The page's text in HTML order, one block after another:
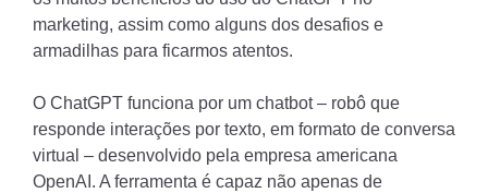
marketing, assim como alguns dos desafios e
armadilhas para ficarmos atentos.
O ChatGPT funciona por um chatbot – robô que
responde interações por texto, em formato de conversa
virtual – desenvolvido pela empresa americana
OpenAI. A ferramenta é capaz não apenas de